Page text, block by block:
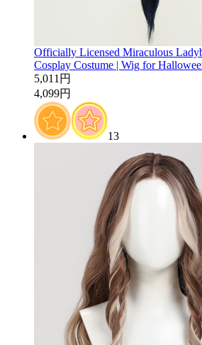
Officially Licensed Miraculous
Cosplay Costume | Wig for
5,011円
4,099円
13